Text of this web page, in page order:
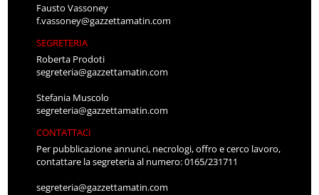
Fausto Vassoney
f.vassoney@gazzettamatin.com
SEGRETERIA
Roberta Prodoti
segreteria@gazzettamatin.com
Stefania Muscolo
segreteria@gazzettamatin.com
CONTATTACI
Per pubblicazione annunci, necrologi, offro e cerco lavoro,
contattare la segreteria al numero: 0165/231711
segreteria@gazzettamatin.com